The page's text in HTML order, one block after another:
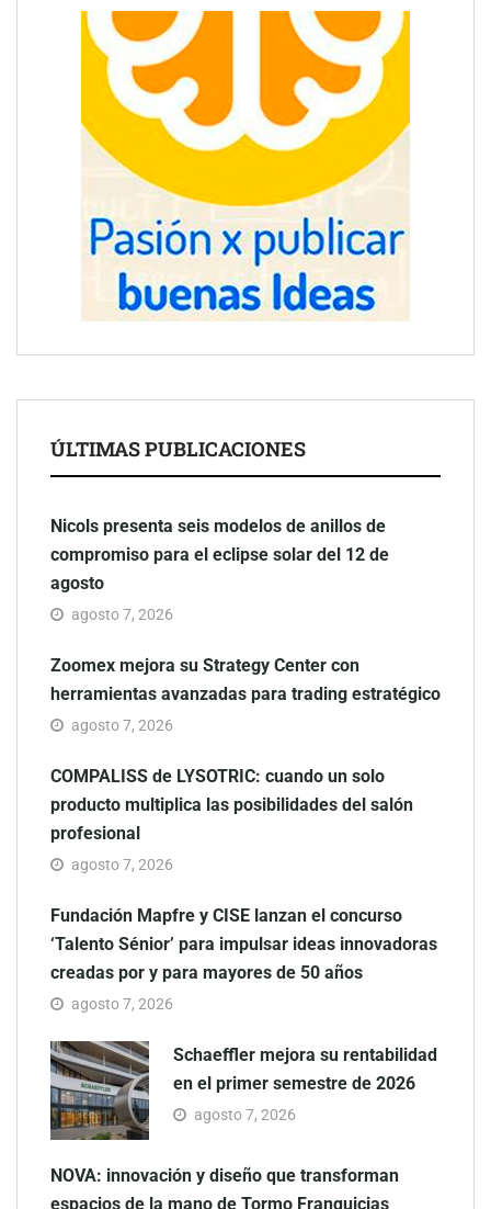
ÚLTIMAS PUBLICACIONES
Nicols presenta seis modelos de anillos de
compromiso para el eclipse solar del 12 de
agosto
agosto 7, 2026
Zoomex mejora su Strategy Center con
herramientas avanzadas para trading estratégico
agosto 7, 2026
COMPALISS de LYSOTRIC: cuando un solo
producto multiplica las posibilidades del salón
profesional
agosto 7, 2026
Fundación Mapfre y CISE lanzan el concurso
‘Talento Sénior’ para impulsar ideas innovadoras
creadas por y para mayores de 50 años
agosto 7, 2026
Schaeffler mejora su rentabilidad
en el primer semestre de 2026
agosto 7, 2026
NOVA: innovación y diseño que transforman
espacios de la mano de Tormo Franquicias